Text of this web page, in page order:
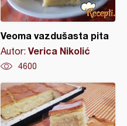
Veoma vazdušasta pita
Autor: Verica Nikolić
4600